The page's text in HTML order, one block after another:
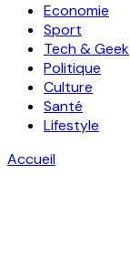
Economie
Sport
Tech & Geek
Politique
Culture
Santé
Lifestyle
Accueil